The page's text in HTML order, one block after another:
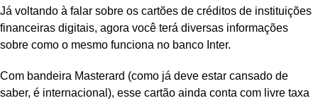
Já voltando à falar sobre os cartões de créditos de instituições
financeiras digitais, agora você terá diversas informações
sobre como o mesmo funciona no banco Inter.
Com bandeira Masterard (como já deve estar cansado de
saber, é internacional), esse cartão ainda conta com livre taxa